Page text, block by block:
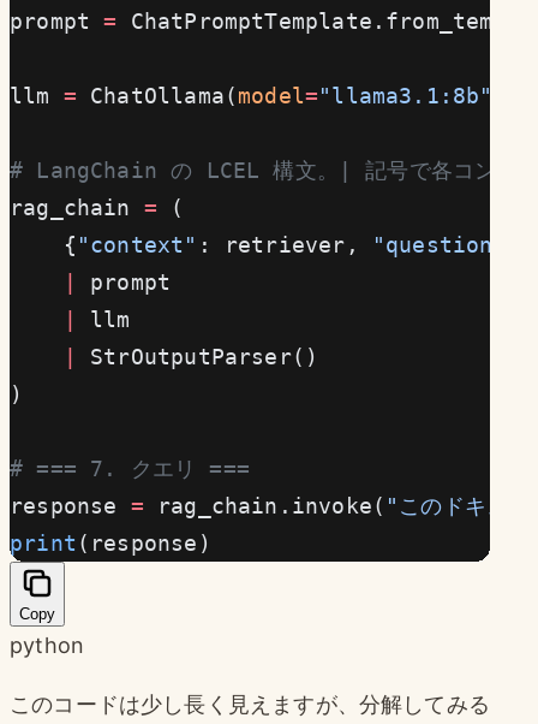
prompt =
llm = ChatOllama(model="llama3.1:8b"
# LangChain の LCEL 構文。| 記号で各コンポー
rag_chain = (
    {
"context" : retriever, "question"
prompt
llm
StrOutputParser()
)
# === 7. クエリ ===
response = rag_chain.invoke( "このドキュメ
print (response)
Copy
python
このコードは少し長く見えますが、分解してみる